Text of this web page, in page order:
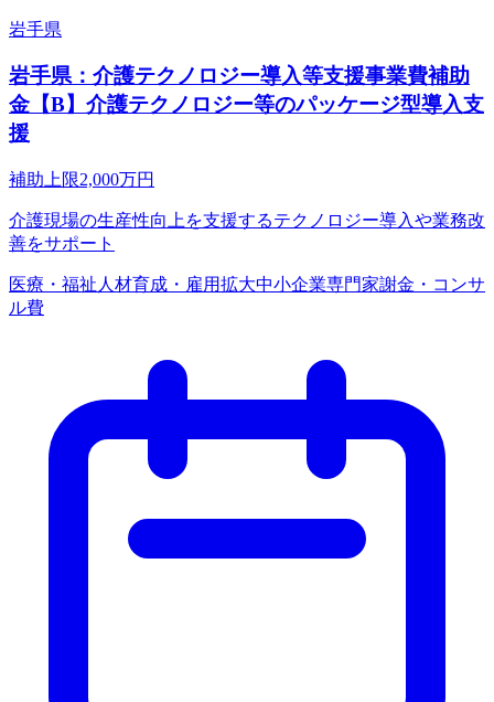
岩手県
岩手県：介護テクノロジー導入等支援事業費補助
金【B】介護テクノロジー等のパッケージ型導入支
援
補助上限2,000万円
介護現場の生産性向上を支援するテクノロジー導入や業務改
善をサポート
医療・福祉 人材育成・雇用拡大中小企業専門家謝金・コンサ
ル費